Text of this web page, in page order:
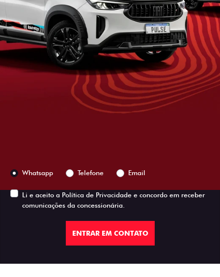
Whatsapp
Telefone Email
Li e aceito a Política de Privacidade e concordo em receber
comunicações da concessionária.
ENTRAR EM CONTATO